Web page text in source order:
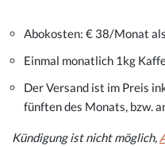
Abokosten: € 38/Monat
Einmal monatlich 1kg
Der Versand ist im Preis
fünften des Monats, bzw.
Kündigung ist nicht möglich,